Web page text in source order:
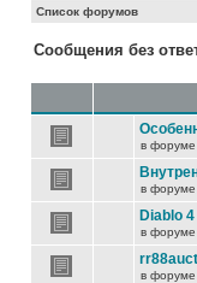
Список форумов
Сообщения без
в форуме
в форуме
Diablo
в форуме
в форуме